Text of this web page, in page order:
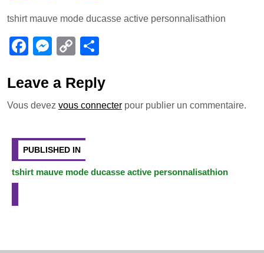
c
e
o
o
ss
e
g
er
p
y
n
k
ta
tshirt mauve mode ducasse active personnalisathion
F
c
e
o
o
k
M
ss
e
g
er
C
p
y
n
k
ta
g
Leave a Reply
Vous devez vous connecter pour publier un commentaire.
l’article
PUBLISHED IN
tshirt mauve mode ducasse active personnalisathion